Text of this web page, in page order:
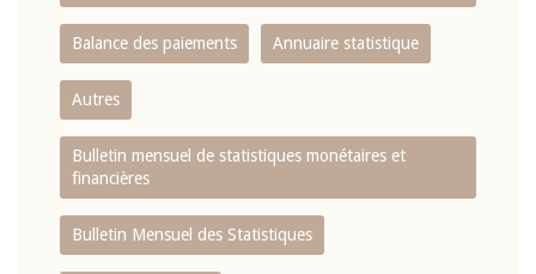
Balance des paiements Annuaire statistique
Autres
Bulletin mensuel de statistiques monétaires et
financières
Bulletin Mensuel des Statistiques